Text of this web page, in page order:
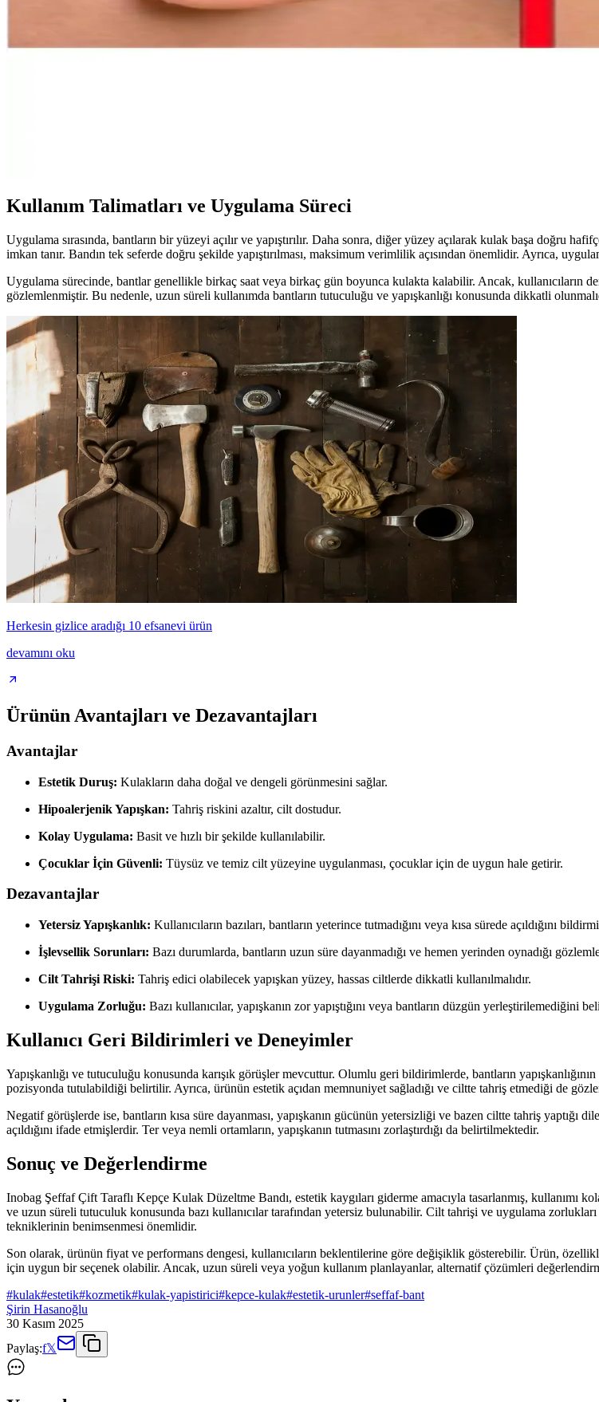
Zeytinyağının kulak sağlığına doğrudan faydası konusunda bilimsel kanıtlar bulunmamaktadır. Genel sağlık için
Zeytinyağı ile Kulak Temizliği: Natürel Sızma ve Soğuk Sıkım Yağların Doğal Kullanımı
Kullanım Talimatları ve Uygulama Süreci
Uygulama sırasında, bantların bir yüzeyi açılır ve yapıştırılır. Daha sonra, diğer yüzey açılarak kulak başa doğru
imkan tanır. Bandın tek seferde doğru şekilde yapıştırılması, maksimum verimlilik açısından önemlidir. Ayrıca,
Uygulama sürecinde, bantlar genellikle birkaç saat veya birkaç gün boyunca kulakta kalabilir. Ancak, kullanıcıların
gözlemlenmiştir. Bu nedenle, uzun süreli kullanımda bantların tutuculuğu ve yapışkanlığı konusunda dikkatli
Herkesin gizlice aradığı 10 efsanevi ürün
devamını oku
Ürünün Avantajları ve Dezavantajları
Avantajlar
Estetik Duruş: Kulakların daha doğal ve dengeli görünmesini sağlar.
Hipoalerjenik Yapışkan: Tahriş riskini azaltır, cilt dostudur.
Kolay Uygulama: Basit ve hızlı bir şekilde kullanılabilir.
Çocuklar İçin Güvenli: Tüysüz ve temiz cilt yüzeyine uygulanması, çocuklar için de uygun hale getirir.
Dezavantajlar
Yetersiz Yapışkanlık: Kullanıcıların bazıları, bantların yeterince tutmadığını veya kısa sürede açıldığını
İşlevsellik Sorunları: Bazı durumlarda, bantların uzun süre dayanmadığı ve hemen yerinden oynadığı
Cilt Tahrişi Riski: Tahriş edici olabilecek yapışkan yüzey, hassas ciltlerde dikkatli kullanılmalıdır.
Uygulama Zorluğu: Bazı kullanıcılar, yapışkanın zor yapıştığını veya bantların düzgün yerleştirilemediğini
Kullanıcı Geri Bildirimleri ve Deneyimler
Yapışkanlığı ve tutuculuğu konusunda karışık görüşler mevcuttur. Olumlu geri bildirimlerde, bantların
pozisyonda tutulabildiği belirtilir. Ayrıca, ürünün estetik açıdan memnuniyet sağladığı ve ciltte tahriş etmediği de
Negatif görüşlerde ise, bantların kısa süre dayanması, yapışkanın gücünün yetersizliği ve bazen ciltte tahriş yaptığı
açıldığını ifade etmişlerdir. Ter veya nemli ortamların, yapışkanın tutmasını zorlaştırdığı da belirtilmektedir.
Sonuç ve Değerlendirme
Inobag Şeffaf Çift Taraflı Kepçe Kulak Düzeltme Bandı, estetik kaygıları giderme amacıyla tasarlanmış, kullanımı
ve uzun süreli tutuculuk konusunda bazı kullanıcılar tarafından yetersiz bulunabilir. Cilt tahrişi ve uygulama
tekniklerinin benimsenmesi önemlidir.
Son olarak, ürünün fiyat ve performans dengesi, kullanıcıların beklentilerine göre değişiklik gösterebilir. Ürün,
için uygun bir seçenek olabilir. Ancak, uzun süreli veya yoğun kullanım planlayanlar, alternatif çözümleri
#kulak#estetik#kozmetik#kulak-yapistirici#kepce-kulak#estetik-urunler#seffaf-bant
Şirin Hasanoğlu
30 Kasım 2025
Paylaş:f𝕏